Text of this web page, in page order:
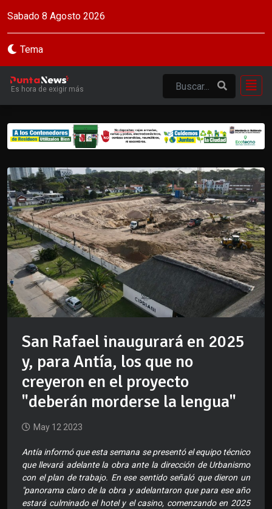
Sabado 8 Agosto 2026
Tema
Es hora de exigir más
San Rafael inaugurará en 2025
y, para Antía, los que no
creyeron en el proyecto
"deberán morderse la lengua"
May 12 2023
Antía informó que esta semana se presentó el equipo técnico
que llevará adelante la obra ante la dirección de Urbanismo
con el plan de trabajo. En ese sentido señaló que dieron un
"panorama claro de la obra y adelantaron que para ese año
estará culminado el hotel y el casino, comenzando en 2025